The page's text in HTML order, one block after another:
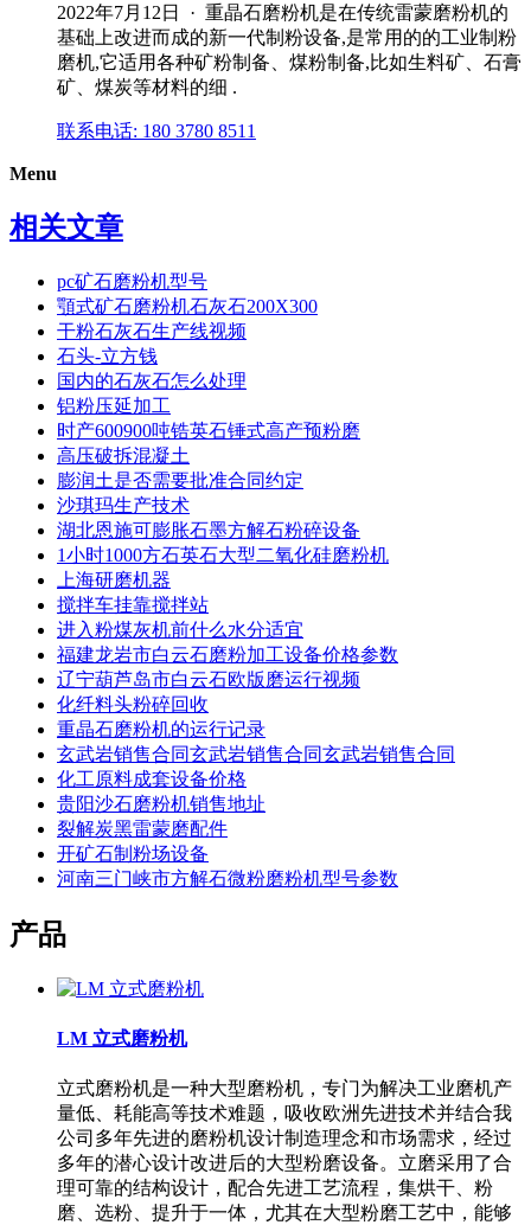
2022年7月12日 · 重晶石磨粉机是在传统雷蒙磨粉机的
基础上改进而成的新一代制粉设备,是常用的的工业制粉
磨机,它适用各种矿粉制备、煤粉制备,比如生料矿、石膏
矿、煤炭等材料的细 .
联系电话: 180 3780 8511
Menu
相关文章
pc矿石磨粉机型号
顎式矿石磨粉机石灰石200X300
干粉石灰石生产线视频
石头-立方钱
国内的石灰石怎么处理
铝粉压延加工
时产600900吨锆英石锤式高产预粉磨
高压破拆混凝土
膨润土是否需要批准合同约定
沙琪玛生产技术
湖北恩施可膨胀石墨方解石粉碎设备
1小时1000方石英石大型二氧化硅磨粉机
上海研磨机器
搅拌车挂靠搅拌站
进入粉煤灰机前什么水分适宜
福建龙岩市白云石磨粉加工设备价格参数
辽宁葫芦岛市白云石欧版磨运行视频
化纤料头粉碎回收
重晶石磨粉机的运行记录
玄武岩销售合同玄武岩销售合同玄武岩销售合同
化工原料成套设备价格
贵阳沙石磨粉机销售地址
裂解炭黑雷蒙磨配件
开矿石制粉场设备
河南三门峡市方解石微粉磨粉机型号参数
产品
LM 立式磨粉机
立式磨粉机是一种大型磨粉机，专门为解决工业磨机产
量低、耗能高等技术难题，吸收欧洲先进技术并结合我
公司多年先进的磨粉机设计制造理念和市场需求，经过
多年的潜心设计改进后的大型粉磨设备。立磨采用了合
理可靠的结构设计，配合先进工艺流程，集烘干、粉
磨、选粉、提升于一体，尤其在大型粉磨工艺中，能够